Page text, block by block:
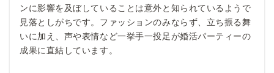
ンに影響を及ぼしていることは意外と知られているようで
見落としがちです。ファッションのみならず、立ち振る舞
いに加え、声や表情など一挙手一投足が婚活パーティーの
成果に直結しています。